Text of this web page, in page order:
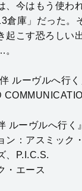
、今はもう使わ
倉庫」だった。
起こす恐ろしい
ルーヴルへ行
ルーヴルへ行く
ン：アスミック
、P.I.C.S.
・エース